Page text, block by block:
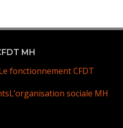
MH
fonctionnement CFDT
L’organisation sociale MH